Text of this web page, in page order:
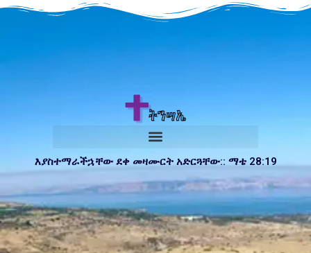
Skip
እያስተማራችኋቸው ደቀ መዛሙርት አድርጓቸው:: ማቴ 28:19